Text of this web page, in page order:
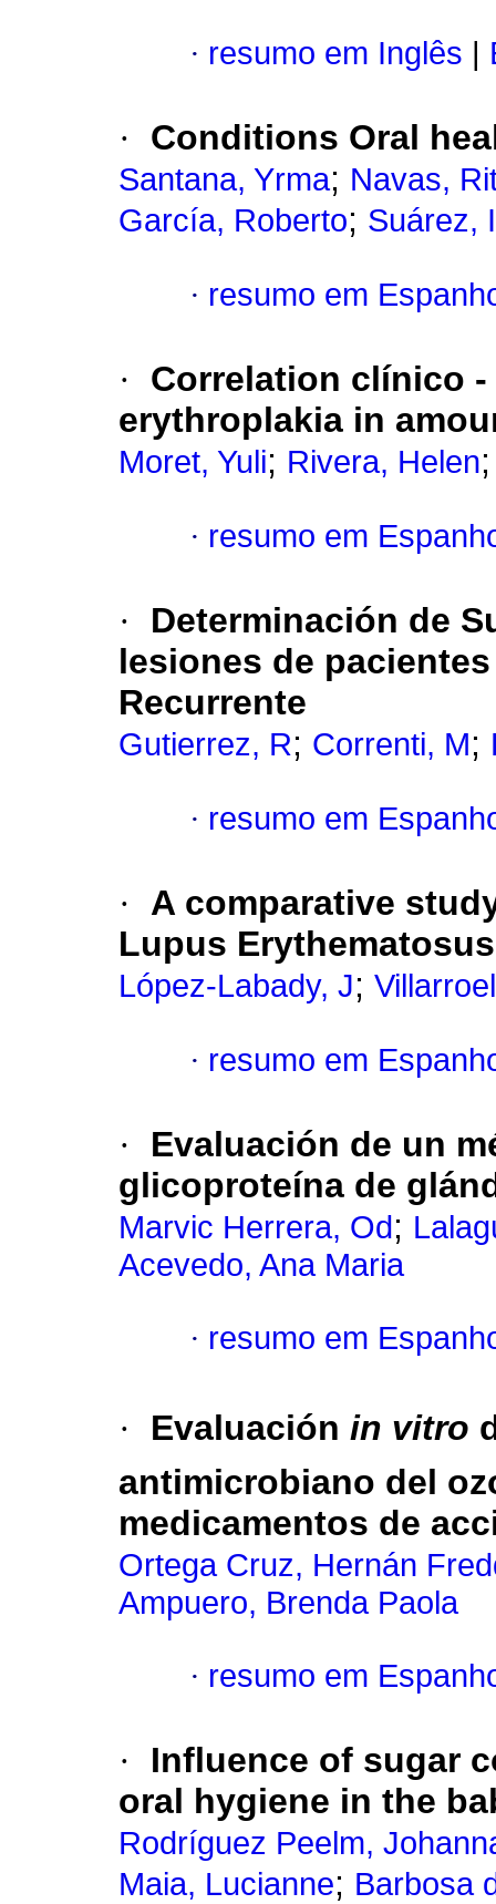
· resumo em Inglês
· Conditions Oral
Santana, Yrma; Navas,
García, Roberto; Suárez,
· resumo em
·
Correlation clínico
erythroplakia in
Moret, Yuli; Rivera, Helen
· resumo em
·
Determinación de
lesiones de
Recurrente
Gutierrez, R; Correnti, M;
· resumo em
·
A comparative
Lupus
López-Labady, J;
· resumo em
·
Evaluación de un
glicoproteína de
Marvic Herrera, Od ;
Acevedo, Ana Maria
· resumo em
· Evaluación  in vitro
antimicrobiano del
medicamentos de
Ortega Cruz, Hernán
Ampuero, Brenda Paola
· resumo em
·
Influence of sugar
oral hygiene in the
Rodríguez Peelm,
Maia, Lucianne; Barbosa